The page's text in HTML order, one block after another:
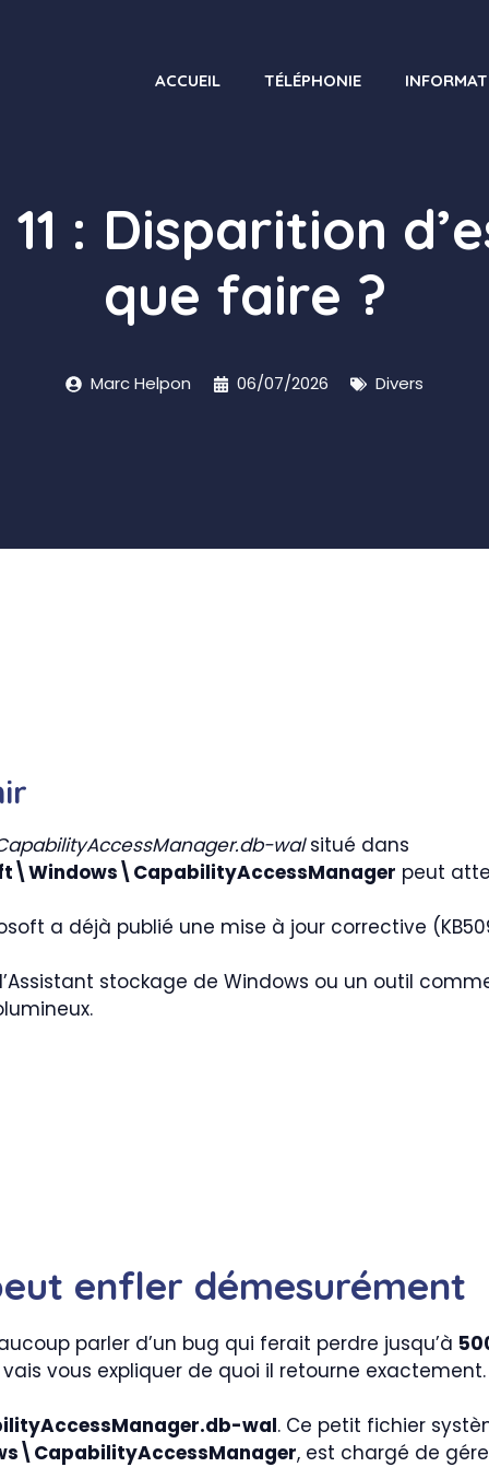
ACCUEIL TÉLÉPHONIE
: Disparition
que faire ?
Marc Helpon 06/07/2026 Divers
walsitué dans
peut
a déjà publié une mise à jour corrective
stockage de Windows ou un outil
enfler démesurément
parler d’un bug qui ferait perdre jusqu’à
vous expliquer de quoi il retourne exactement.
wal. Ce petit fichier
, est chargé de